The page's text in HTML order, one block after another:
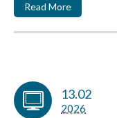
Read More
13.02
2026